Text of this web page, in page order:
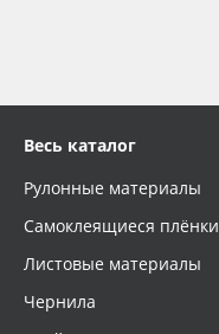
Весь каталог
Рулонные материалы
Самоклеящиеся плёнки
Листовые материалы
Чернила